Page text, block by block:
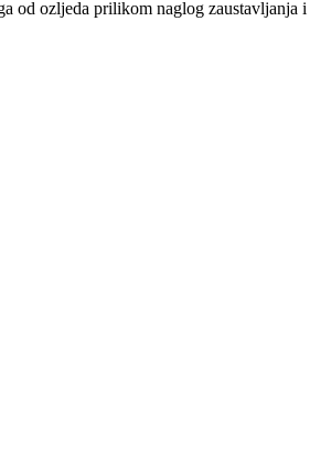
od ozljeda prilikom naglog zaustavljanja i